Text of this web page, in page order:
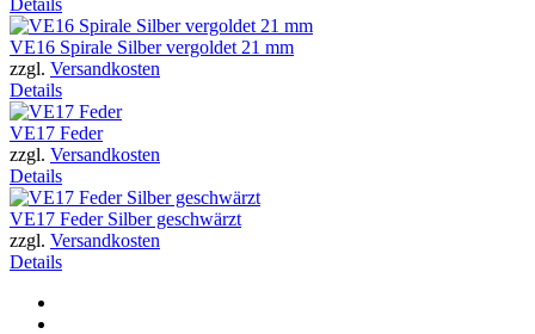
Details
VE16 Spirale Silber vergoldet 21 mm
zzgl. Versandkosten
Details
VE17 Feder
zzgl. Versandkosten
Details
VE17 Feder Silber geschwärzt
zzgl. Versandkosten
Details